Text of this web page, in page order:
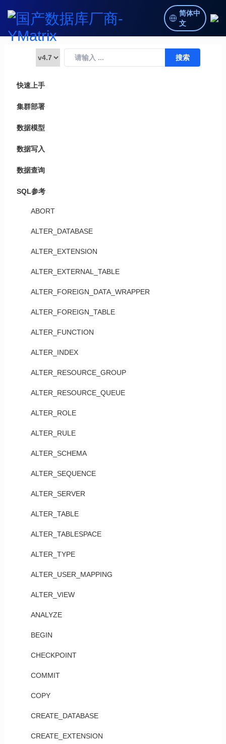
简体中
文
快速上手
集群部署
数据模型
数据写入
数据查询
SQL参考
ABORT
ALTER_DATABASE
ALTER_EXTENSION
ALTER_EXTERNAL_TABLE
ALTER_FOREIGN_DATA_WRAPPER
ALTER_FOREIGN_TABLE
ALTER_FUNCTION
ALTER_INDEX
ALTER_RESOURCE_GROUP
ALTER_RESOURCE_QUEUE
ALTER_ROLE
ALTER_RULE
ALTER_SCHEMA
ALTER_SEQUENCE
ALTER_SERVER
ALTER_TABLE
ALTER_TABLESPACE
ALTER_TYPE
ALTER_USER_MAPPING
ALTER_VIEW
ANALYZE
BEGIN
CHECKPOINT
COMMIT
COPY
CREATE_DATABASE
CREATE_EXTENSION